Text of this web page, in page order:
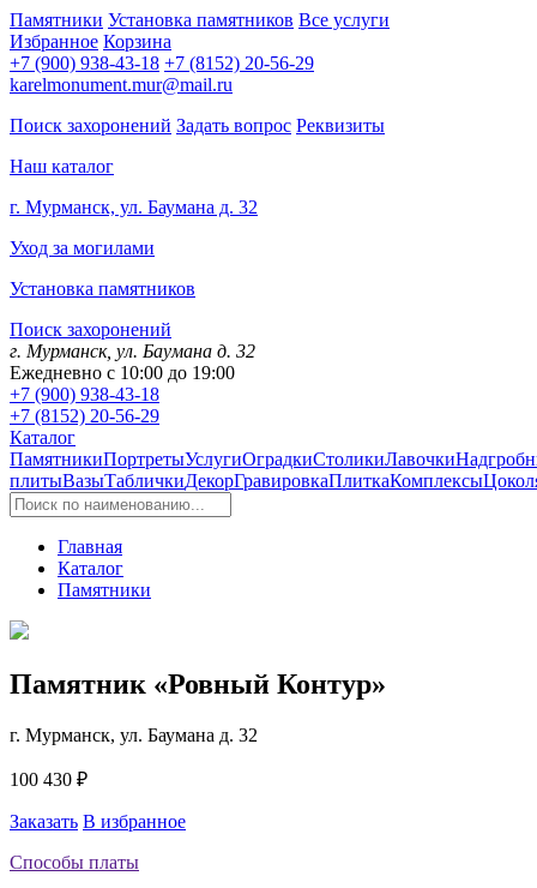
Памятники Установка памятников Все услуги
Избранное Корзина
+7 (900) 938-43-18 +7 (8152) 20-56-29
karelmonument.mur@mail.ru
Поиск захоронений Задать вопрос Реквизиты
Наш каталог
г. Мурманск, ул. Баумана д. 32
Уход за могилами
Установка памятников
Поиск захоронений
г. Мурманск, ул. Баумана д. 32
Ежедневно с 10:00 до 19:00
+7 (900) 938-43-18
+7 (8152) 20-56-29
Каталог
ПамятникиПортретыУслугиОградкиСтоликиЛавочки
плитыВазыТабличкиДекорГравировкаПлиткаКомплексы
Главная
Каталог
Памятники
Памятник «Ровный Контур»
г. Мурманск, ул. Баумана д. 32
100 430 ₽
Заказать В избранное
Способы платы